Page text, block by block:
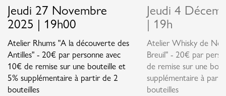
Jeudi 27 Novembre
2025 | 19h00
Atelier Rhums "A la découverte des
Antilles" - 20€ par personne avec
10€ de remise sur une bouteille et
5% supplémentaire à partir de 2
bouteilles
Jeudi 4
| 19h
Atelier Whisky de
Breuil" - 20€ par
de remise sur une
supplémentaire à
bouteilles